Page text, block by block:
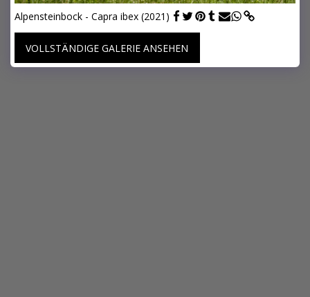
Alpensteinbock - Capra ibex (2021)
VOLLSTÄNDIGE GALERIE ANSEHEN